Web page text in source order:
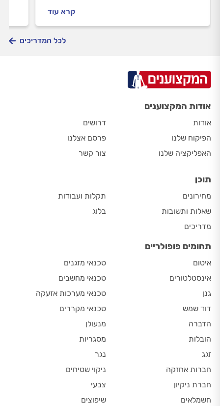
קרא עוד
לכל המדריכים
אודות המקצוענים
אודות
הפיקוח שלנו
האפליקציה שלנו
דרושים
פרסם אצלנו
צור קשר
תוכן
מחירונים
שאלות ותשובות
מדריכים
תקלות ועבודות
בלוג
תחומים פופולריים
איטום
אינסטלטורים
גנן
דוד שמש
הדברה
הובלות
זגג
חברות אחזקה
חברת ניקיון
חשמלאים
טכנאי מזגנים
טכנאי מחשבים
טכנאי מערכות אזעקה
טכנאי מקררים
מנעולן
מסגריות
נגר
ניקוי שטיחים
צבעי
שיפוצים